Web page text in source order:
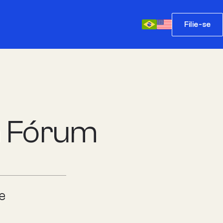
Filie-se
Fórum